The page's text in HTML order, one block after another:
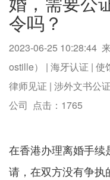
令吗？
2023-06-25 10:28:44
ostille） | 海牙认证 | 使
律师见证 | 涉外文书公
公司 点击： 1765
在香港办理离婚手续
请，在双方没有争